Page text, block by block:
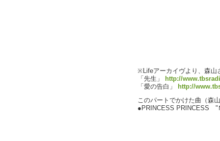
※Lifeアーカイヴより、森山
「先生」
http://
「愛の告白」
http://
このパートでかけた曲（森
●PRINCESS PRINCESS "